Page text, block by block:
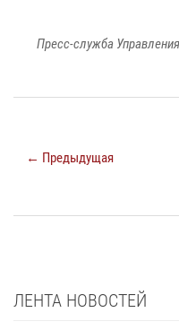
Пресс-служба
← Предыдущая
ЛЕНТА НОВОСТЕЙ